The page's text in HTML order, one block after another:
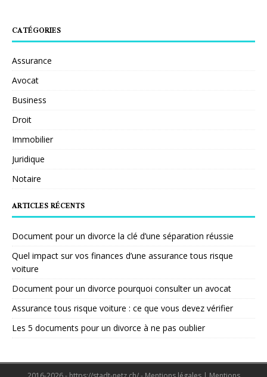
CATÉGORIES
Assurance
Avocat
Business
Droit
Immobilier
Juridique
Notaire
ARTICLES RÉCENTS
Document pour un divorce la clé d’une séparation réussie
Quel impact sur vos finances d’une assurance tous risque
voiture
Document pour un divorce pourquoi consulter un avocat
Assurance tous risque voiture : ce que vous devez vérifier
Les 5 documents pour un divorce à ne pas oublier